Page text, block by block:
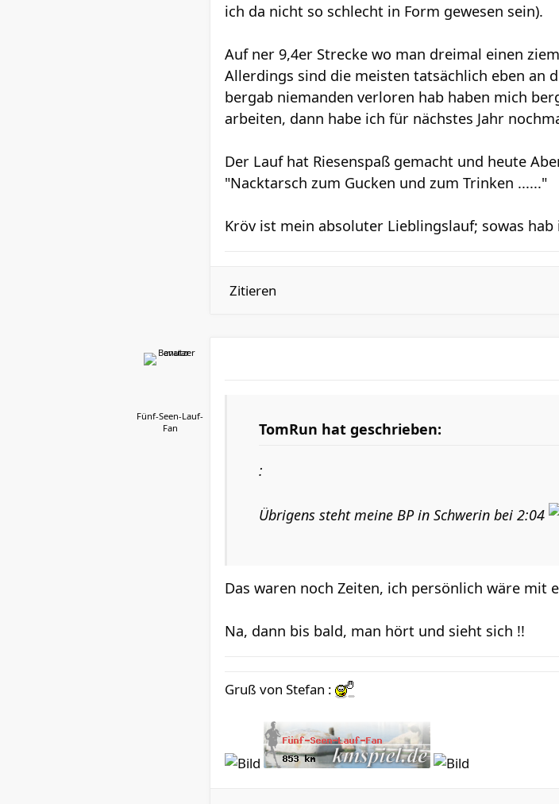
ich da nicht so schlecht in Form gewesen sein).
Auf ner 9,4er Strecke wo man dreimal einen
Allerdings sind die meisten tatsächlich eben an
bergab niemanden verloren hab haben mich
arbeiten, dann habe ich für nächstes Jahr
Der Lauf hat Riesenspaß gemacht und heute
"Nacktarsch zum Gucken und zum Trinken ......"
Kröv ist mein absoluter Lieblingslauf; sowas
Zitieren
Fünf-Seen-Lauf-
Fan
TomRun hat geschrieben:
:
Übrigens steht meine BP in Schwerin bei 2:04
Das waren noch Zeiten, ich persönlich wäre mit
Na, dann bis bald, man hört und sieht sich !!
Gruß von Stefan :